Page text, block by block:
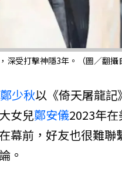
深受打擊神隱3年。（圖／翻攝
鄭少秋以《倚天屠龍記
女兒鄭安儀2023年
幕前，好友也很難
。